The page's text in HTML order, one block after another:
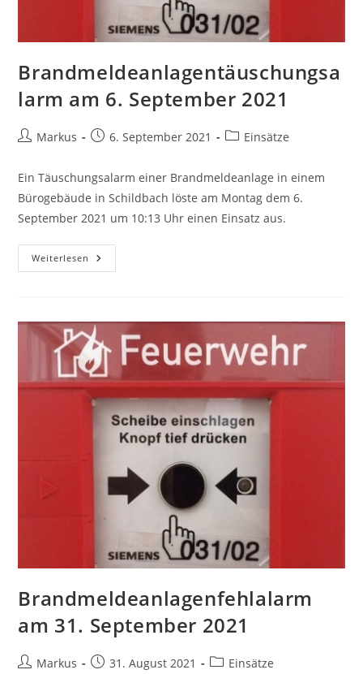
Brandmeldeanlagentäuschungsa
larm am 6. September 2021
Markus 6. September 2021 Einsätze
Ein Täuschungsalarm einer Brandmeldeanlage in einem
Bürogebäude in Schildbach löste am Montag dem 6.
September 2021 um 10:13 Uhr einen Einsatz aus.
Weiterlesen
Brandmeldeanlagenfehlalarm
am 31. September 2021
Markus 31. August 2021 Einsätze